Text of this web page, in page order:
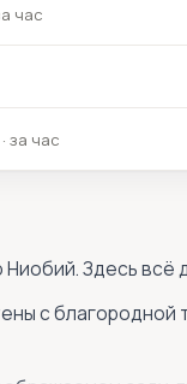
час
· за час
Здесь всё
с